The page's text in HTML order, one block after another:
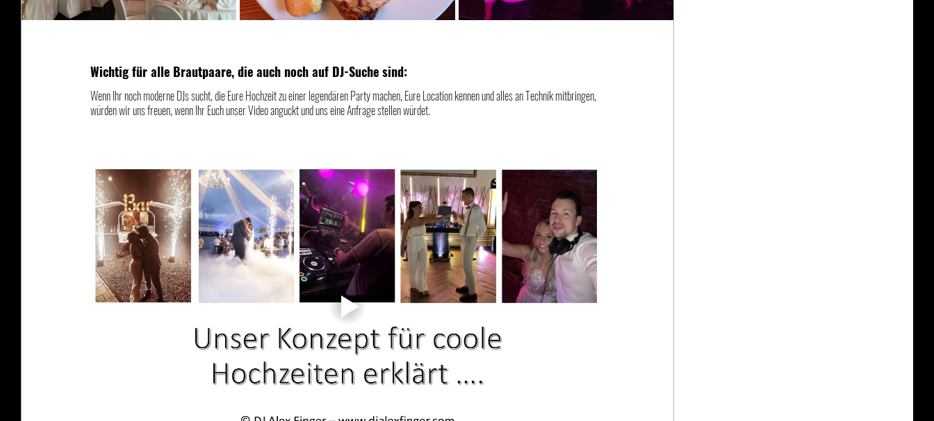
Wichtig für alle Brautpaare, die auch noch auf DJ-Suche sind:
Wenn Ihr noch moderne DJs sucht, die Eure Hochzeit zu einer legendären Party machen, Eure Location kennen und alles an Technik mitbringen,
würden wir uns freuen, wenn Ihr Euch unser Video anguckt und uns eine Anfrage stellen würdet.